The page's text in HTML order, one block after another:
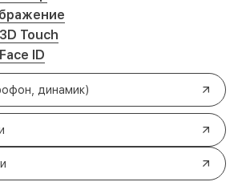
Touch
ID
динамик)